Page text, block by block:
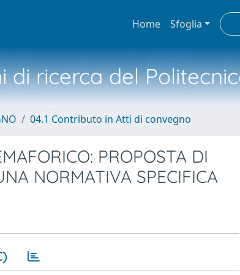
Home Sfoglia
di ricerca del
04.1 Contributo in Atti di convegno
PROPOSTA DI
NORMATIVA SPECIFICA